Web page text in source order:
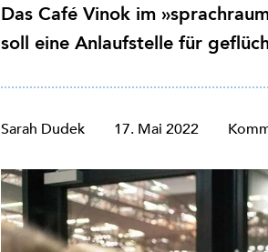
Das Café Vinok im
soll eine Anlaufstelle für
Sarah Dudek 17. Mai 2022